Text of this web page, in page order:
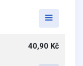
40,90 Kč